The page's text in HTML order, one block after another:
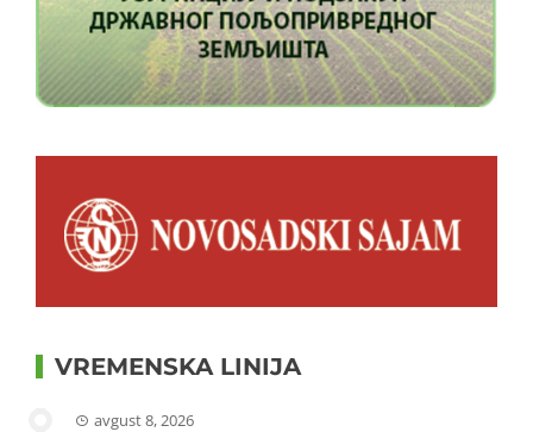
VREMENSKA LINIJA
avgust 8, 2026